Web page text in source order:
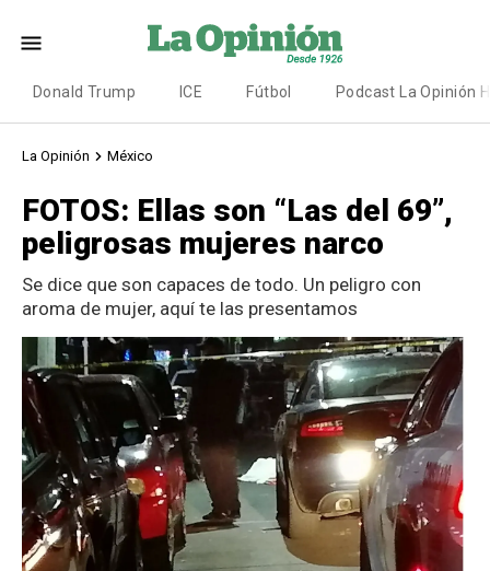
Donald Trump ICE Fútbol Podcast La Opinión
La Opinión México
FOTOS: Ellas son “Las del 69”,
peligrosas mujeres narco
Se dice que son capaces de todo. Un peligro con
aroma de mujer, aquí te las presentamos